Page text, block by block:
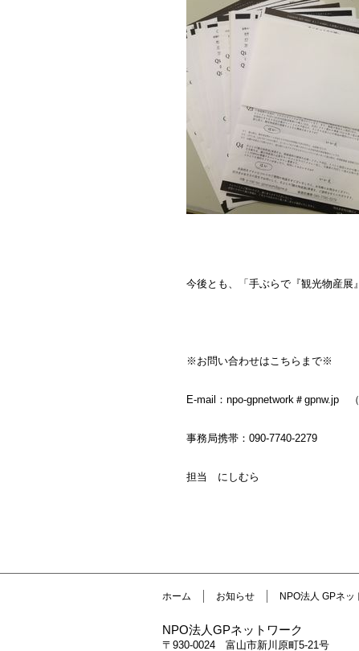
今後とも、「手ぶらで『観光物産展
※お問い合わせはこちらまで※
E-mail：npo-gpnetwork＃gpnw.jp
事務局携帯：090-7740-2279
担当 にしむら
ホーム お知らせ NPO法人 GPネ
NPO法人GPネットワーク
〒930-0024 富山市新川原町5-21号